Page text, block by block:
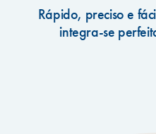
Rápido, preciso e
integra-se